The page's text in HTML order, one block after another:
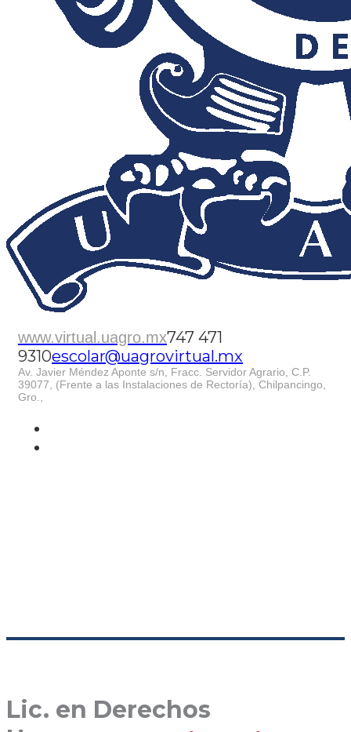
www.virtual.uagro.mx747 471
9310escolar@uagrovirtual.mx
Av. Javier Méndez Aponte s/n, Fracc. Servidor Agrario, C.P.
39077, (Frente a las Instalaciones de Rectoría), Chilpancingo,
Gro.,
Lic. en Derechos